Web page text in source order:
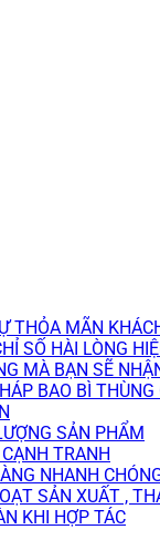
THỎA MÃN
SỐ HÀI LÒNG
MÀ BẠN SẼ
BAO BÌ
SẢN PHẨM
TRANH
NHANH
SẢN XUẤT ,
KHI HỢP TÁC